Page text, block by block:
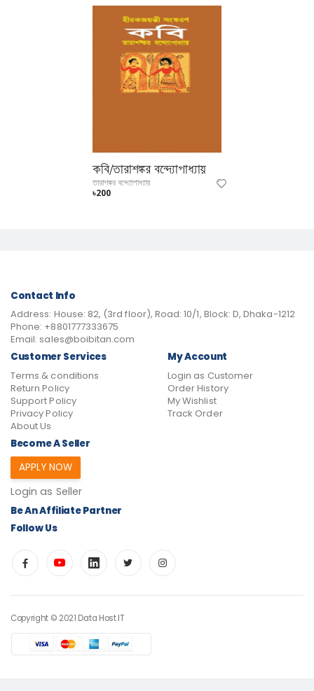
কবি/তারাশঙ্কর বন্দ্যোপাধ্যায়
তারাশঙ্কর বন্দ্যোপাধ্যায়
৳200
Contact Info
Address: House: 82, (3rd floor), Road: 10/1, Block: D, Dhaka-1212
Phone: +8801777333675
Email: sales@boibitan.com
Customer Services
Terms & conditions
Return Policy
Support Policy
Privacy Policy
About Us
My Account
Login as Customer
Order History
My Wishlist
Track Order
Become A Seller
APPLY NOW
Login as Seller
Be An Affiliate Partner
Follow Us
Copyright © 2021 Data Host IT